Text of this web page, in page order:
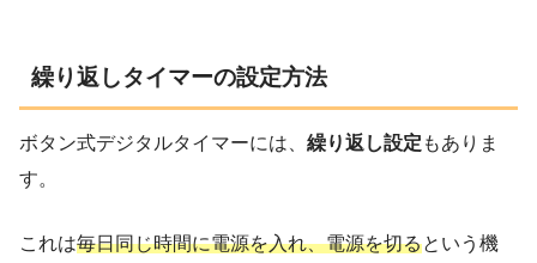
繰り返しタイマーの設定方法
ボタン式デジタルタイマーには、 繰り返し設定 もありま
す。
これは毎日同じ時間に電源を入れ、電源を切るという機